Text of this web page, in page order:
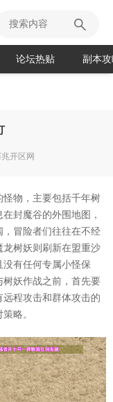
论坛热贴 副本
开区网
物，主要包括千年树
封魔谷的外围地图，
冒险者们往往在不经
树妖则刷新在盟重沙
有任何专属小怪保
妖作战之前，首先要
程攻击和群体攻击的
略。